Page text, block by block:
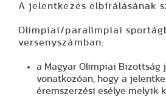
A jelentkezés elbírálásának
Olimpiai/paralimpiai
versenyszámban:
a Magyar Olimpiai Bizottság
vonatkozóan, hogy a
éremszerzési esélye melyik